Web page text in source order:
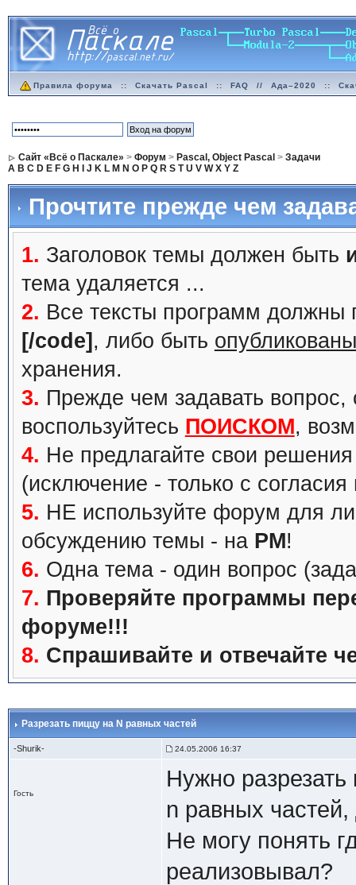
Правила форума :: Скачать Pascal :: FAQ // Ада–2020 ::
Сайт «Всё о Паскале» > Форум > Pascal, Object Pascal > Задачи
A B C D E F G H J K L M N O P Q R S T U V W X Y Z
Прочтите прежде чем
1. Заголовок темы должен быть
тема удаляется ...
2. Все тексты программ должны
[/code] , либо быть
хранения.
3. Прежде чем задавать вопрос,
воспользуйтесь ПОИСКОМ,
4. Не предлагайте свои
(исключение - только с
5. НЕ используйте форум для
обсуждению темы - на PM!
6. Одна тема - один вопрос
7. Проверяйте программы
форуме!!!
8. Спрашивайте и отвечайте
Разрезать пиццу на N равных частей
-Shurik- 24.05.2006 16:37
Гость
Нужно разрезать
n равных
Не могу понять
реализовывал?